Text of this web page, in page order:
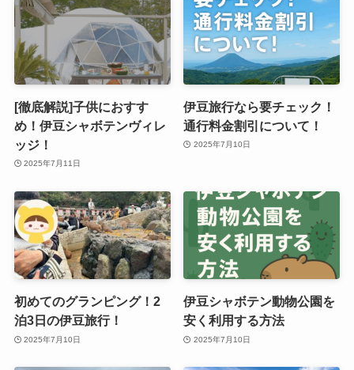
[徹底解説]子供におすす
め！伊豆シャボテンヴィレ
ッジ！
2025年7月11日
伊豆旅行なら要チェック！
通行料金割引について！
2025年7月10日
初めてのグランピング！2
泊3日の伊豆旅行！
2025年7月10日
伊豆シャボテン動物公園を
安く利用する方法
2025年7月10日